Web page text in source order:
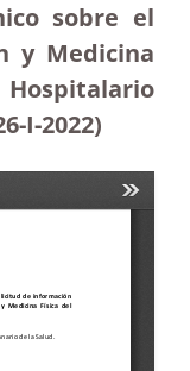
sobre el
y Medicina
I-2022)